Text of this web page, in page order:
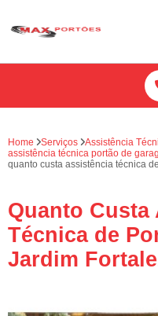
Home Serviços
Assistência
assistência técnica portão de
quanto custa assistência técnica
Quanto
Técnica de
Jardim